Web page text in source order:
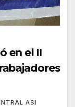
en el II
ASI